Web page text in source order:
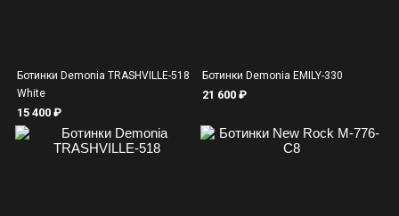
Ботинки Demonia TRASHVILLE-518
White
15 400 ₽
Ботинки Demonia EMILY-330
21 600 ₽